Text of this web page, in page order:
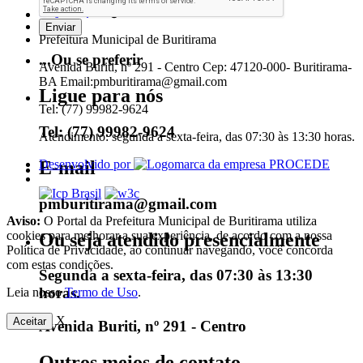
...Ou se preferir
Ligue para nós
Tel: (77) 99982-9624
E-mail
pmburitirama@gmail.com
Ou seja atendido presencialmente
Segunda a sexta-feira, das 07:30 às 13:30
horas.
Avenida Buriti, nº 291 - Centro
Prefeitura Municipal de Buritirama
Avenida Buriti, nº 291 - Centro Cep: 47120-000- Buritirama-
BA Email:pmburitirama@gmail.com
Tel: (77) 99982-9624
Atendimento: segunda a sexta-feira, das 07:30 às 13:30 horas.
Desenvolvido por
Aviso: O Portal da Prefeitura Municipal de Buritirama utiliza
cookies para melhorar a sua experiência, de acordo com a nossa
Política de Privacidade, ao continuar navegando, você concorda
com estas condições.
Leia nossoTermo de Uso.
Aceitar X